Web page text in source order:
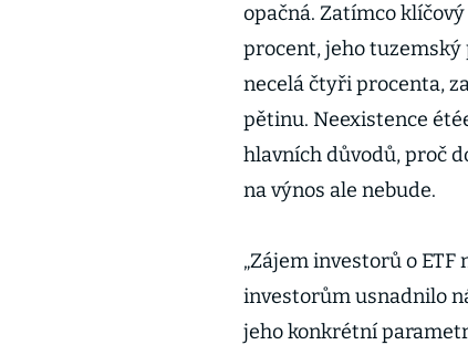
opačná. Zatímco
procent, jeho
necelá čtyři procenta,
pětinu. Neexistence
hlavních důvodů, proč
na výnos ale nebude.
„Zájem investorů o
investorům usnadnilo
jeho konkrétní